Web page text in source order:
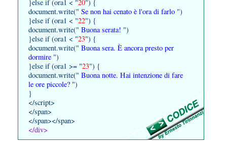
}else if (ora1 < "20") {
document.write(" Se non hai cenato è l'ora di farlo ")
}else if (ora1 < "22") {
document.write(" Buona serata! ")
}else if (ora1 < "23") {
document.write(" Buona sera. È ancora presto per
dormire ")
}else if (ora1 >= "23") {
document.write(" Buona notte. Hai intenzione di fare
le ore piccole? ")
}
</script>
</span>
</span></span>
</div>